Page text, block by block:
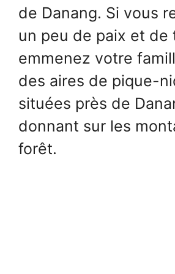
de Danang. Si vous
un peu de paix et de
emmenez votre
des aires de pique-
situées près de
donnant sur les
forêt.